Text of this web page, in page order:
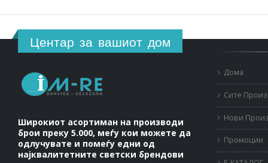
Центар за вашиот дом
Широкиот асортиман на производи
брои преку 5.000, меѓу кои можете да
одлучувате и помеѓу едни од
најквалитетните светски брендови
Дома
Сите
Нови
Промоции